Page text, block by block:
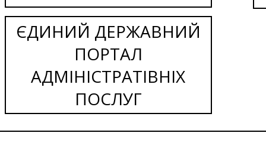
ЄДИНИЙ ДЕРЖАВНИЙ
ПОРТАЛ
АДМІНІСТРАТІВНІХ
ПОСЛУГ